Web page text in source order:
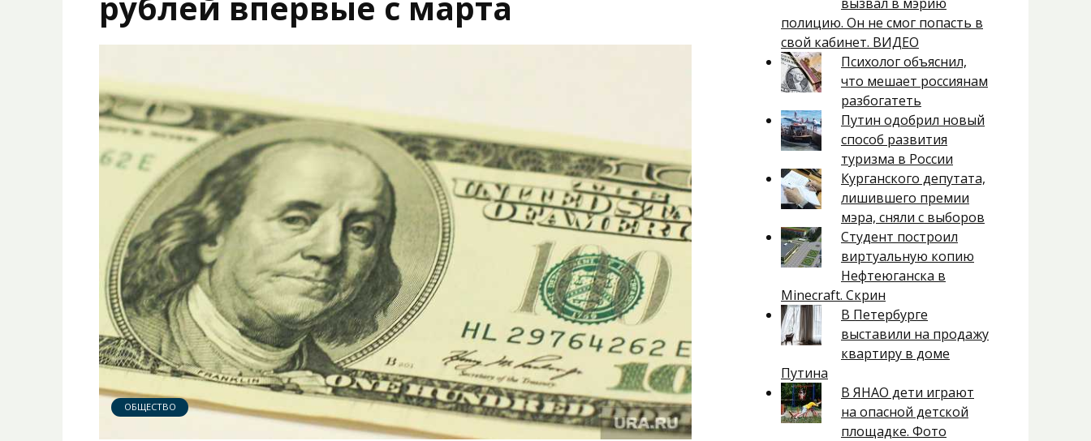
ОБЩЕСТВО
полицию. Он не смог попасть в
свой кабинет. ВИДЕО
Психолог объяснил,
что мешает россиянам
разбогатеть
Путин одобрил новый
способ развития
туризма в России
Курганского депутата,
лишившего премии
мэра, сняли с выборов
Студент построил
виртуальную копию
Нефтеюганска в
Minecraft. Скрин
В Петербурге
выставили на продажу
квартиру в доме
Путина
В ЯНАО дети играют
на опасной детской
площадке. Фото